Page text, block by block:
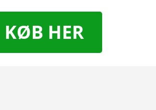
KØB HER